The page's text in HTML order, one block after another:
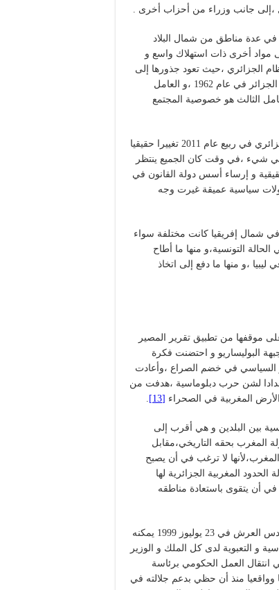
،إلى جانب وزراء من أحزاب أخرى .
مواطنون في عدة مناطق من شمال البلاد
مواد أخرى ذات استهلاك واسع و
الجزائري ،حيث تعود جذورها إلى
ثلاثة عوامل أساسية : العامل الأول هو ظروف نشأة الدولة القطرية في الجزائر في عام 1962 ،و العامل
الثالث هو خصوصية المجتمع
كما أنه لا يمكن اعتبار مشاريع قوانين الإصلاحات التي أصدرها النظام الجزائري في ربيع عام 2011 تغييرا حقيقيا
في شيء ،في وقت كان الجميع ينتظر
و إرساء أسس دولة القانون في
سياسية عميقة غيرت وجه
في شمال إفريقيا كانت مختلفة سواء
التونسية،و منها ما أطاح
،و منها ما دفع إلى اتخاذ
صراحة على موقفها من تطبيق تقرير المصير
البوليساريو و احتضنت فكرة
السياسي في خضم الصراع ،وأعادت
لشن حرب دبلوماسية ،هدفت من
المغربية في الصحراء [13]
بين البلدين و هي أقرب إلى
المغرب بحقه التاريخي،مقابل
المغرب،لأنها لا ترغب في أن يصبح
المغربية الجزائرية لها
أن يتقوى باستعادة مناطقه
فالمتتبع للسياسة الداخلية في المغرب منذ تولي جلالة الملك محمد السادس العرش في 23 يوليوز 1999 يمكنه
و التعبوية لدى كل الملك و الوزير
انتقال العمل الحكومي برئاسة
وواقعيا منذ أن حظي بدعم جلالته في